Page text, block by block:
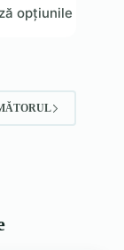
opțiunile